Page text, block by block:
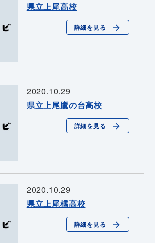
県立上尾高校
詳細を見る
2020.10.29
県立上尾鷹の台高校
詳細を見る
2020.10.29
県立上尾橘高校
詳細を見る